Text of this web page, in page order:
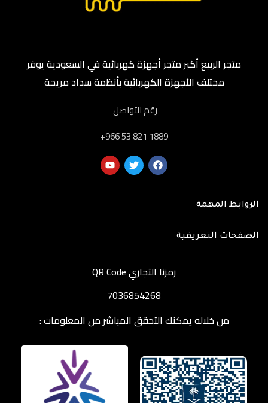
متجر الربيع أكبر متجر أجهزة كهربائية في السعودية يوفر
مختلف الأجهزة الكهربائية بأنظمة سداد مريحة
رقم التواصل
‎+966 53 821 1889
الروابط المهمة
الصفحات التعريفية
رمزنا التجاري QR Code
7036854268
من خلاله يمكنك التحقق المباشر من المعلومات :